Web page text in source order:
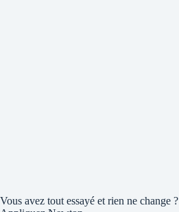
Vous avez tout essayé et rien ne change ?